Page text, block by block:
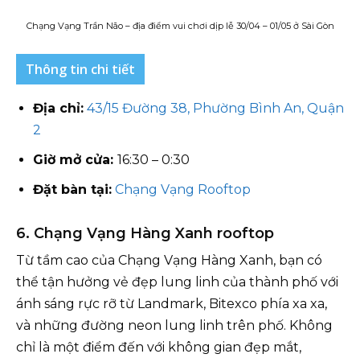
Chạng Vạng Trần Não – địa điểm vui chơi dịp lễ 30/04 – 01/05 ở Sài Gòn
Thông tin chi tiết
Địa chỉ: 43/15 Đường 38, Phường Bình An, Quận
2
Giờ mở cửa: 16:30 – 0:30
Đặt bàn tại: Chạng Vạng Rooftop
6. Chạng Vạng Hàng Xanh rooftop
Từ tầm cao của Chạng Vạng Hàng Xanh, bạn có
thể tận hưởng vẻ đẹp lung linh của thành phố với
ánh sáng rực rỡ từ Landmark, Bitexco phía xa xa,
và những đường neon lung linh trên phố. Không
chỉ là một điểm đến với không gian đẹp mắt,